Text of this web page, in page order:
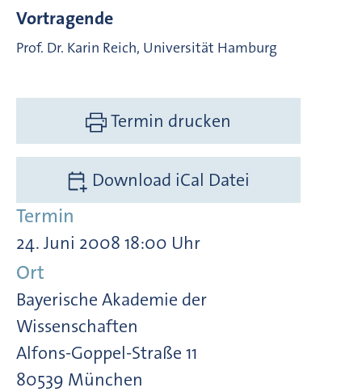
Vortragende
Prof. Dr. Karin Reich, Universität Hamburg
Termin drucken
Download iCal Datei
Termin
24. Juni 2008 18:00 Uhr
Ort
Bayerische Akademie der
Wissenschaften
Alfons-Goppel-Straße 11
80539 München